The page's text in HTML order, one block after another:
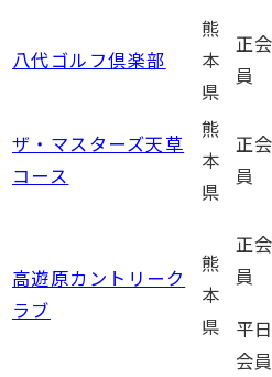
八代ゴルフ倶楽部
熊
本
県
正会
員
ザ・マスターズ天草
コース
熊
本
県
正会
員
高遊原カントリーク
ラブ
熊
本
県
正会
員
平日
会員